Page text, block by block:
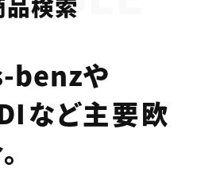
benzや
など主要欧